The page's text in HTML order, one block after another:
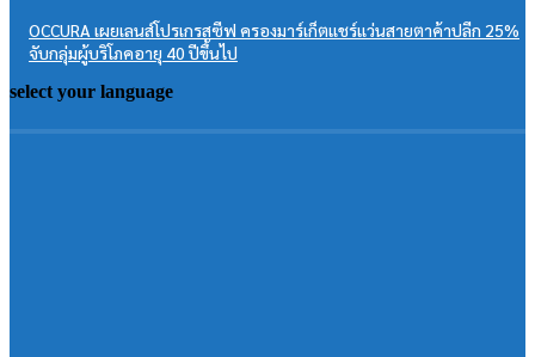
OCCURA เผยเลนส์โปรเกรสซีฟ ครองมาร์เก็ตแชร์แว่นสายตาค้าปลีก 25%
จับกลุ่มผู้บริโภคอายุ 40 ปีขึ้นไป
select your language